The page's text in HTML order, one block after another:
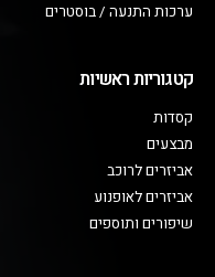
ערכות התנעה / בוסטרים
קטגוריות ראשיות
קסדות
מבצעים
אביזרים לרוכב
אביזרים לאופנוע
שיפורים ותוספים